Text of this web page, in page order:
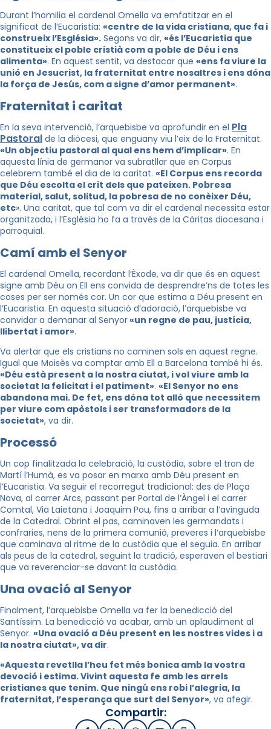
Durant l’homilia el cardenal Omella va emfatitzar en el
significat de l’Eucaristia: «centre de la vida cristiana, que fa i
construeix l’Església». Segons va dir, «és l’Eucaristia que
constitueix el poble cristià com a poble de Déu i ens
alimenta». En aquest sentit, va destacar que «ens fa viure la
unió en Jesucrist, la fraternitat entre nosaltres i ens dóna
la força de Jesús, com a signe d’amor permanent».
Fraternitat i caritat
En la seva intervenció, l’arquebisbe va aprofundir en el Pla
Pastoral de la diòcesi, que enguany viu l’eix de la Fraternitat.
«Un objectiu pastoral al qual ens hem d’implicar». En
aquesta línia de germanor va subratllar que en Corpus
celebrem també el dia de la caritat. «El Corpus ens recorda
que Déu escolta el crit dels que pateixen. Pobresa
material, salut, solitud, la pobresa de no conèixer Déu,
etc». Una caritat, que tal com va dir el cardenal necessita estar
organitzada, i l’Església ho fa a través de la Càritas diocesana i
parroquial.
Camí amb el Senyor
El cardenal Omella, recordant l’Èxode, va dir que és en aquest
signe amb Déu on Ell ens convida de desprendre’ns de totes les
coses per ser només cor. Un cor que estima a Déu present en
l’Eucaristia. En aquesta situació d’adoració, l’arquebisbe va
convidar a demanar al Senyor«un regne de pau, justícia,
llibertat i amor».
Va alertar que els cristians no caminen sols en aquest regne.
Igual que Moisès va comptar amb Ell a Barcelona també hi és.
«Déu està present a la nostra ciutat, i vol viure amb la
societat la felicitat i el patiment». «El Senyor no ens
abandona mai. De fet, ens dóna tot allò que necessitem
per viure com apòstols i ser transformadors de la
societat», va dir.
Processó
Un cop finalitzada la celebració, la custòdia, sobre el tron de
Martí l’Humà, es va posar en marxa amb Déu present en
l’Eucaristia. Va seguir el recorregut tradicional: des de Plaça
Nova, al carrer Arcs, passant per Portal de l’Àngel i el carrer
Comtal, Via Laietana i Joaquim Pou, fins a arribar a l’avinguda
de la Catedral. Obrint el pas, caminaven les germandats i
confraries, nens de la primera comunió, preveres i l’arquebisbe
que caminava al ritme de la custòdia que el seguia. En arribar
als peus de la catedral, seguint la tradició, esperaven el bestiari
que va reverenciar-se davant la custòdia.
Una ovació al Senyor
Finalment, l’arquebisbe Omella va fer la benedicció del
Santíssim. La benedicció va acabar, amb un aplaudiment al
Senyor. «Una ovació a Déu present en les nostres vides i a
la nostra ciutat», va dir.
«Aquesta revetlla l’heu fet més bonica amb la vostra
devoció i estima. Vivint aquesta fe amb les arrels
cristianes que tenim. Que ningú ens robi l’alegria, la
fraternitat, l’esperança que surt del Senyor», va afegir.
Compartir: